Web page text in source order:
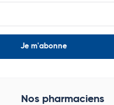
Nos pharmaciens